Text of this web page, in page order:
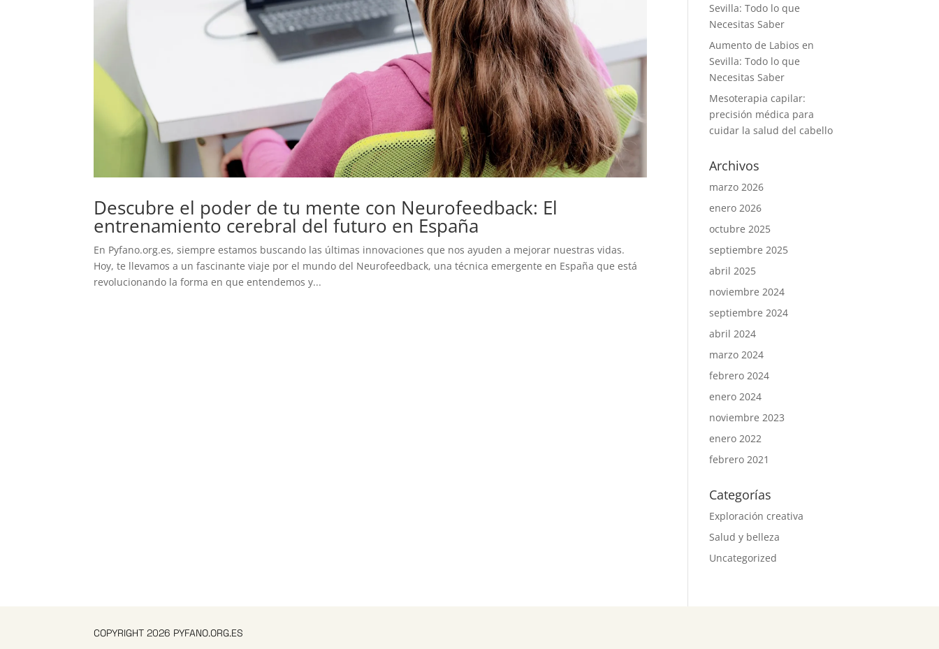
Descubre el poder de tu mente con Neurofeedback: El
entrenamiento cerebral del futuro en España
En Pyfano.org.es, siempre estamos buscando las últimas innovaciones que nos ayuden a mejorar nuestras vidas.
Hoy, te llevamos a un fascinante viaje por el mundo del Neurofeedback, una técnica emergente en España que está
revolucionando la forma en que entendemos y...
Sevilla: Todo lo que
Necesitas Saber
Aumento de Labios en
Sevilla: Todo lo que
Necesitas Saber
Mesoterapia capilar:
precisión médica para
cuidar la salud del cabello
Archivos
marzo 2026
enero 2026
octubre 2025
septiembre 2025
abril 2025
noviembre 2024
septiembre 2024
abril 2024
marzo 2024
febrero 2024
enero 2024
noviembre 2023
enero 2022
febrero 2021
Categorías
Exploración creativa
Salud y belleza
Uncategorized
COPYRIGHT 2026 PYFANO.ORG.ES